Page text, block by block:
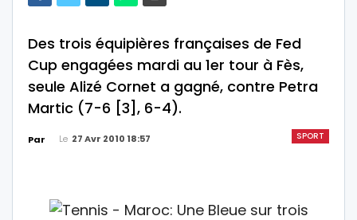
Des trois équipières françaises de Fed
Cup engagées mardi au 1er tour à Fès,
seule Alizé Cornet a gagné, contre Petra
Martic (7-6 [3], 6-4).
SPORT
Par Le 27 Avr 2010 18:57